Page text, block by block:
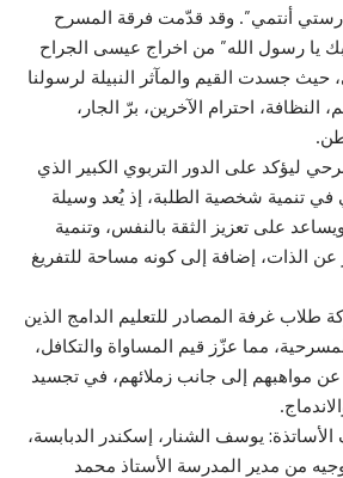
أنتمي”. وقد قدّمت فرقة المسرح
يا رسول الله” من اخراج عيسى الجراح
جسدت القيم والمآثر النبيلة لرسولنا
احترام الآخرين، برّ الجار،
ليؤكد على الدور التربوي الكبير الذي
تنمية شخصية الطلبة، إذ يُعد وسيلة
على تعزيز الثقة بالنفس، وتنمية
عن الذات، إضافة إلى كونه مساحة للتفريغ
طلاب غرفة المصادر للتعليم الدامج الذين
مما عزّز قيم المساواة والتكافل،
عن مواهبهم إلى جانب زملائهم، في تجسيد
يوسف الشنار، إسكندر الدبابسة،
من مدير المدرسة الأستاذ محمد